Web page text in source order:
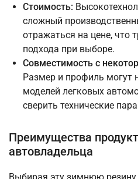
Стоимость:
сложный
отражаться на цене, что
подхода при выборе.
Совместимость с
Размер и профиль могут
моделей легковых
сверить технические
Преимущества
автовладельца